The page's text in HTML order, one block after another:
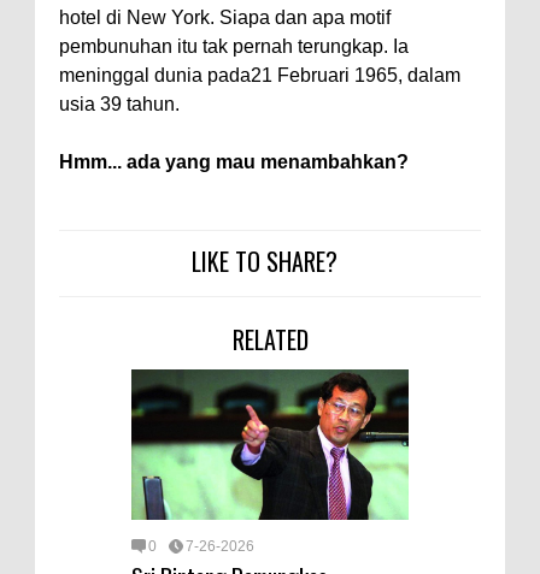
hotel di New York. Siapa dan apa motif
pembunuhan itu tak pernah terungkap. Ia
meninggal dunia pada21 Februari 1965, dalam
usia 39 tahun.
Hmm... ada yang mau menambahkan?
LIKE TO SHARE?
RELATED
0 7-26-2026